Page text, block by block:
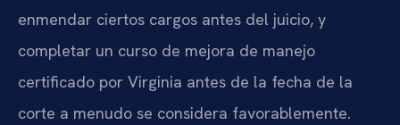
enmendar ciertos cargos antes del juicio, y
completar un curso de mejora de manejo
certificado por Virginia antes de la fecha de la
corte a menudo se considera favorablemente.